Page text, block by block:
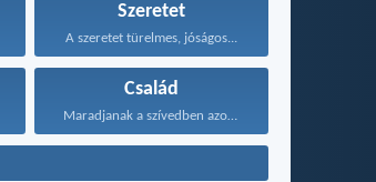
Szeretet
A szeretet türelmes, jóságos...
Család
Maradjanak a szívedben azok...